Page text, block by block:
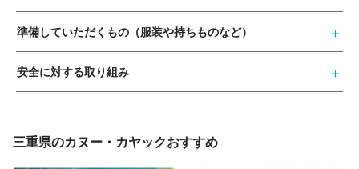
準備していただくもの（服装や持ちものなど）
安全に対する取り組み
三重県のカヌー・カヤックおすすめ